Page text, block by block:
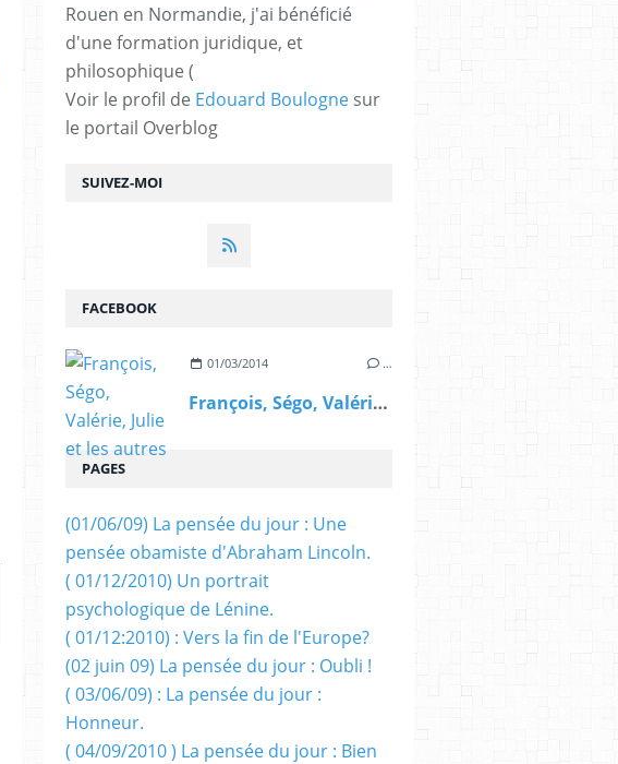
SUIVEZ-MOI
Rouen en Normandie, j'ai bénéficié
d'une formation juridique, et
philosophique (
Voir le profil de Edouard Boulogne sur
le portail Overblog
FACEBOOK
01/03/2014 …
François, Ségo, Valérie, Julie et les autres
PAGES
(01/06/09) La pensée du jour : Une
pensée obamiste d'Abraham Lincoln.
( 01/12/2010) Un portrait
psychologique de Lénine.
( 01/12:2010) : Vers la fin de l'Europe?
(02 juin 09) La pensée du jour : Oubli !
( 03/06/09) : La pensée du jour :
Honneur.
( 04/09/2010 ) La pensée du jour : Bien